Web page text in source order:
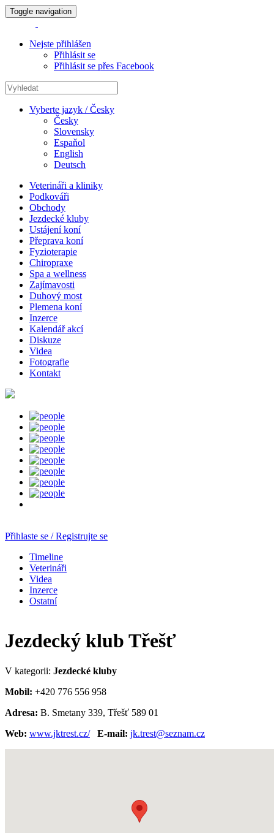
Toggle navigation
Nejste přihlášen
Přihlásit se
Přihlásit se přes Facebook
Vyberte jazyk / Česky
Česky
Slovensky
Espaňol
English
Deutsch
Veterináři a kliniky
Podkováři
Obchody
Jezdecké kluby
Ustájení koní
Přeprava koní
Fyzioterapie
Chiropraxe
Spa a wellness
Zajímavosti
Duhový most
Plemena koní
Inzerce
Kalendář akcí
Diskuze
Videa
Fotografie
Kontakt
Přihlaste se / Registrujte se
Timeline
Veterináři
Videa
Inzerce
Ostatní
Jezdecký klub Třešť
V kategorii: Jezdecké kluby
Mobil: +420 776 556 958
Adresa: B. Smetany 339, Třešť 589 01
Web: www.jktrest.cz/ E-mail: jk.trest@seznam.cz